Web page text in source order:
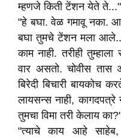
म्हणजे किती टेंशन येते ते..."
"हे बघा. वेळ गमावू नका.
बघा तुमचे टेंशन मला
काम नाही. तरीही
वार असतो. चोवीस तास
बिरेदी बिचारी बायकोच
लायसन्स नाही, कागदपत्रे
तुमचा विमा तरी केलाय
"त्याचे काय आहे साहेब,